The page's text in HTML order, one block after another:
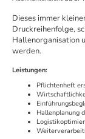
Dieses immer
Druckreihenfolge,
Hallenorganisation
werden.
Leistungen:
Pflichtenheft
Hallenplanung